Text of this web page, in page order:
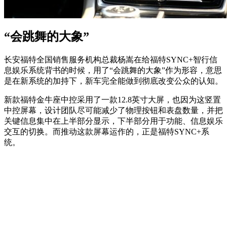
“会跳舞的大象”
长安福特全国销售服务机构总裁杨嵩在给福特SYNC+智行信
息娱乐系统背书的时候，用了“会跳舞的大象”作为形容，意思
是在新系统的加持下，新车完全能做到彻底改变公众的认知。
新款福特金牛座中控采用了一款12.8英寸大屏，也因为这竖置
中控屏幕，设计团队尽可能减少了物理按钮和表盘数量，并把
关键信息集中在上半部分显示，下半部分用于功能、信息娱乐
交互的切换。而推动这款屏幕运作的，正是福特SYNC+系
统。